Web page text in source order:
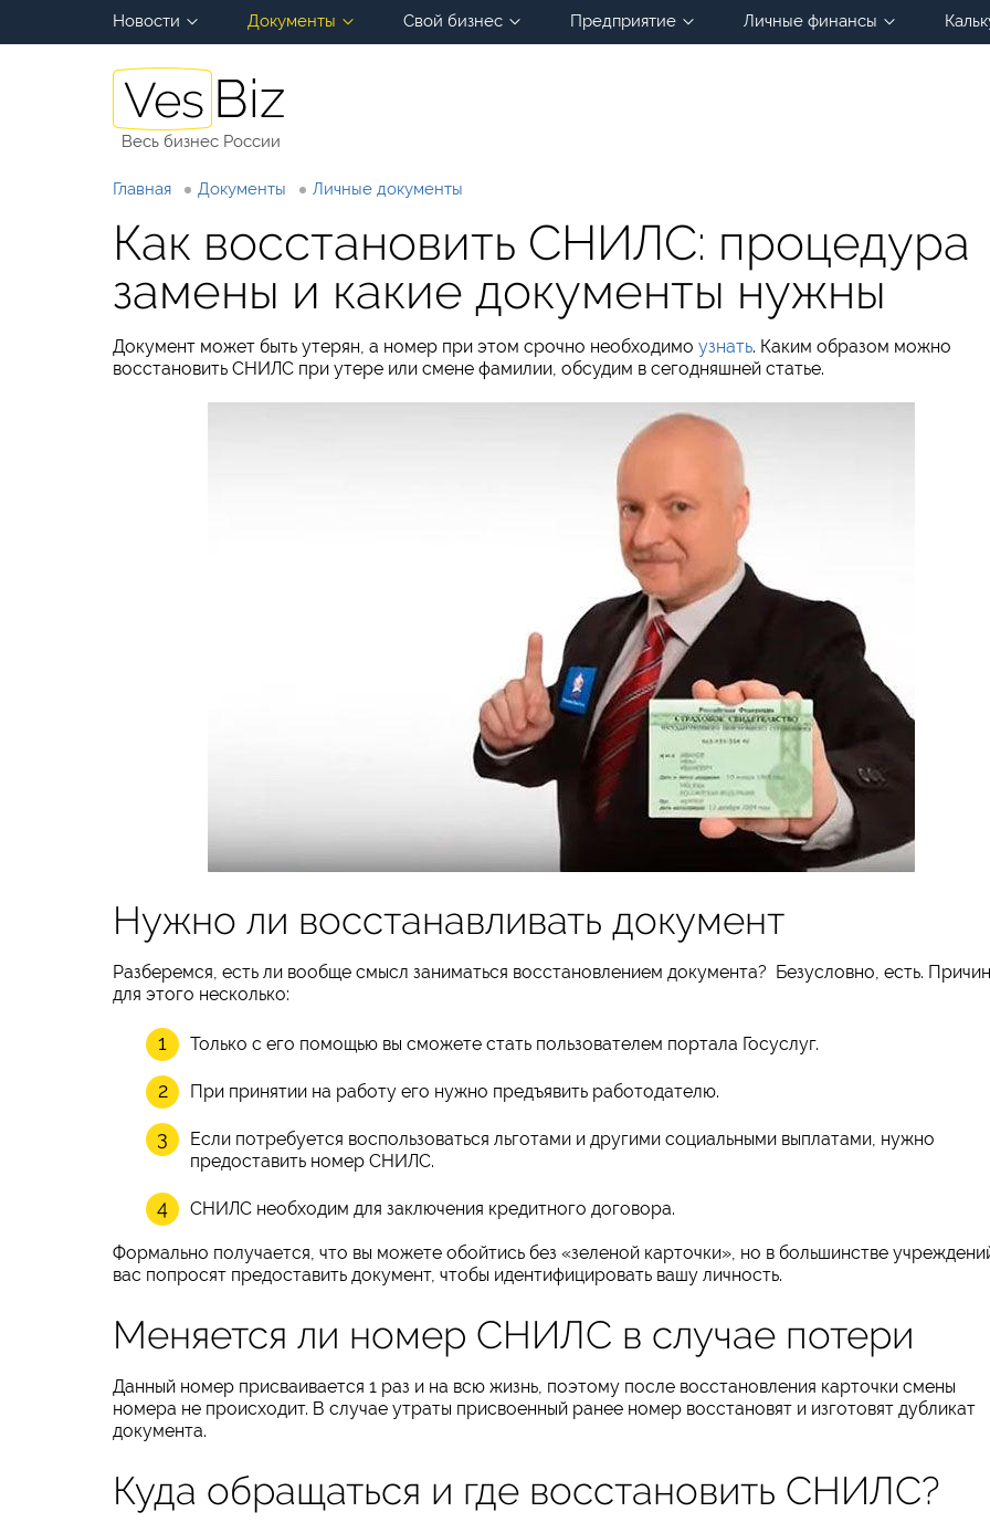
Новости Документы Свой бизнес Предприятие Личные финансы
Весь бизнес России
Главная Документы Личные документы
Как восстановить СНИЛС: процедура
замены и какие документы нужны
Документ может быть утерян, а номер при этом срочно необходимо узнать. Каким образом можно
восстановить СНИЛС при утере или смене фамилии, обсудим в сегодняшней статье.
Нужно ли восстанавливать документ
Разберемся, есть ли вообще смысл заниматься восстановлением документа? Безусловно, есть. Причин
для этого несколько:
Только с его помощью вы сможете стать пользователем портала Госуслуг.
При принятии на работу его нужно предъявить работодателю.
Если потребуется воспользоваться льготами и другими социальными выплатами, нужно
предоставить номер СНИЛС.
СНИЛС необходим для заключения кредитного договора.
Формально получается, что вы можете обойтись без «зеленой карточки», но в большинстве
вас попросят предоставить документ, чтобы идентифицировать вашу личность.
Меняется ли номер СНИЛС в случае потери
Данный номер присваивается 1 раз и на всю жизнь, поэтому после восстановления карточки смены
номера не происходит. В случае утраты присвоенный ранее номер восстановят и изготовят дубликат
документа.
Куда обращаться и где восстановить СНИЛС?